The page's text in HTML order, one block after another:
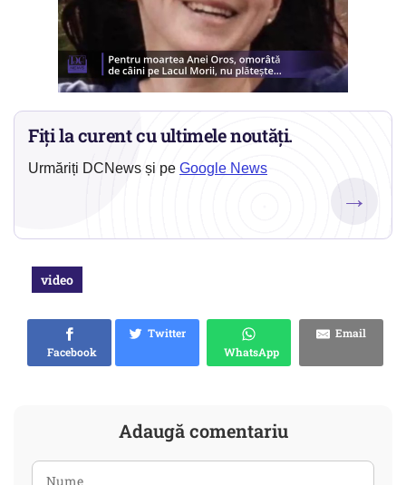
Fiți la curent cu ultimele noutăți.
Urmăriți DCNews și pe Google News
→
video
Facebook
Twitter
WhatsApp
Email
Adaugă comentariu